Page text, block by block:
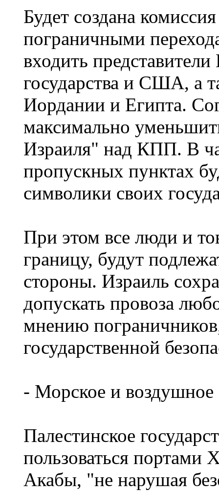
Будет создана
пограничными
входить
государства и США, а
Иордании и Египта.
максимально
Израиля" над КПП. В
пропускных пунктах
символики своих
При этом все люди и
границу, будут
стороны. Израиль
допускать провоза
мнению
государственной
- Морское и
Палестинское
пользоваться
Акабы, "не нарушая